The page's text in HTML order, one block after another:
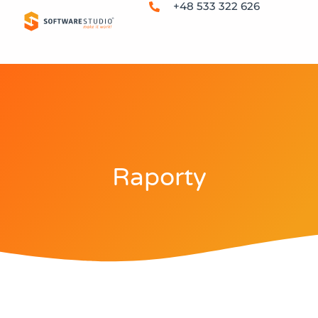
+48 533 322 626
Raporty